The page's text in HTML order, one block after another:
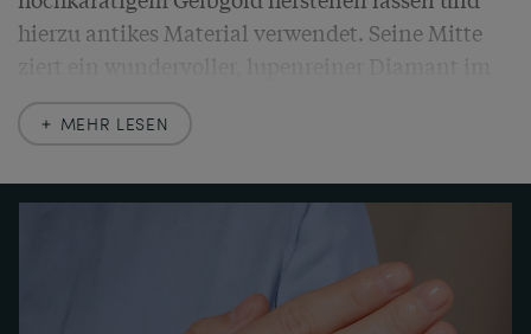
hierzu antikes Material verwendet. Seine Mitte
Brillanten begleitet wird. Feine
Millegriffes gliedern die Oberfläche und geben
dem Stück seine leichte Eleganz. Zugleich
funkeln sie bei jedem Lichtstrahl, der auf die
feinen Oberflächen trifft.
MEHR LESEN